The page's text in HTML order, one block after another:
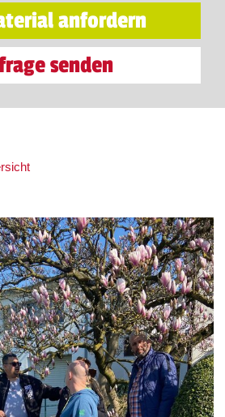
anfordern
senden